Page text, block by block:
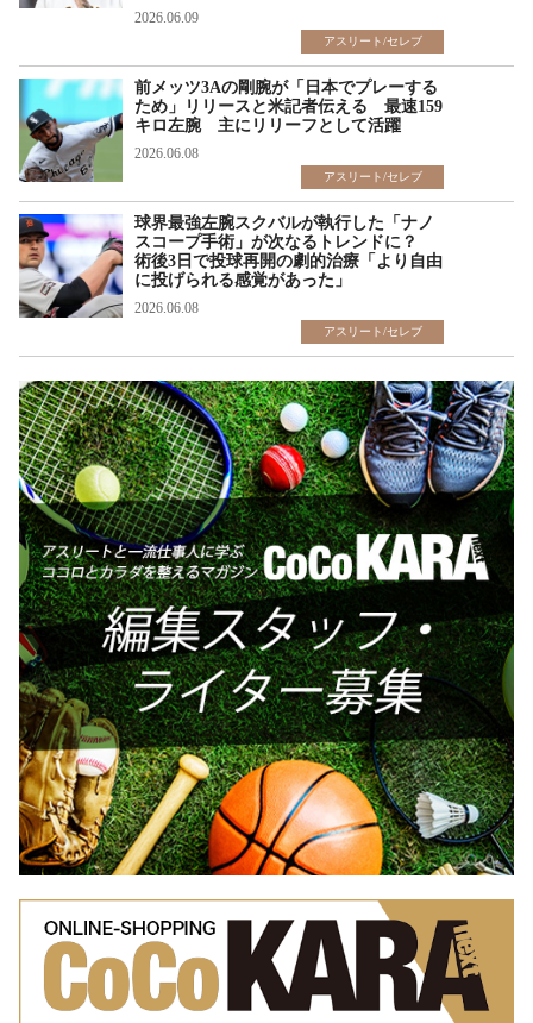
2026.06.09
アスリート/セレブ
前メッツ3Aの剛腕が「日本でプレーする
ため」リリースと米記者伝える 最速159
キロ左腕 主にリリーフとして活躍
2026.06.08
アスリート/セレブ
球界最強左腕スクバルが執行した「ナノ
スコープ手術」が次なるトレンドに？
術後3日で投球再開の劇的治療「より自由
に投げられる感覚があった」
2026.06.08
アスリート/セレブ